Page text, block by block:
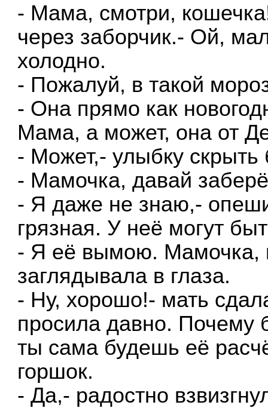
- Мама, смотри,
через заборчик.- Ой,
холодно.
- Пожалуй, в такой
- Она прямо как
Мама, а может, она от
- Может,- улыбку
- Мамочка, давай
- Я даже не знаю,-
грязная. У неё могут
- Я её вымою. Мамочка,
заглядывала в глаза.
- Ну, хорошо!- мать
просила давно. Почему
ты сама будешь её
горшок.
- Да,- радостно